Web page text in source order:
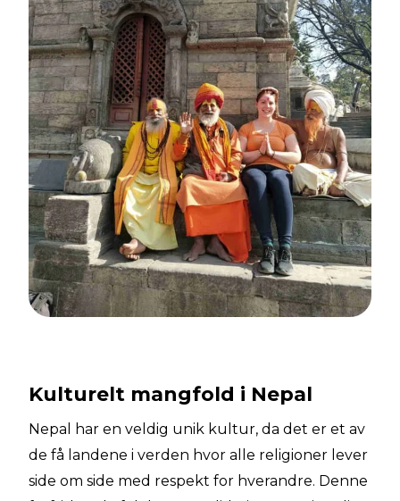
Kulturelt mangfold i Nepal
Nepal har en veldig unik kultur, da det er et av
de få landene i verden hvor alle religioner lever
side om side med respekt for hverandre. Denne